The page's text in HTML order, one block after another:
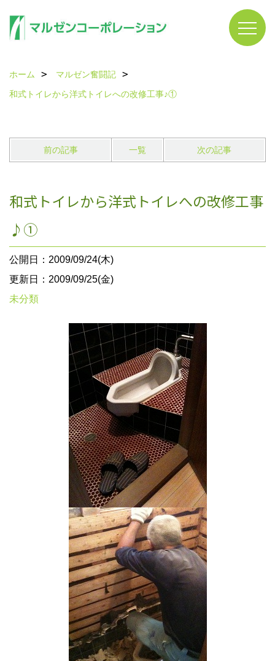
ホーム
マルゼン奮闘記
和式トイレから洋式トイレへの改修工事♪①
前の記事 一覧 次の記事
和式トイレから洋式トイレへの改修工事
♪①
公開日：2009/09/24(木)
更新日：2009/09/25(金)
未分類